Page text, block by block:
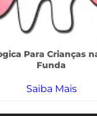
Para Crianças
Funda
Saiba Mais